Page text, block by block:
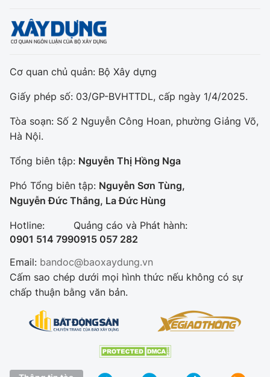
Cơ quan chủ quản: Bộ Xây dựng
Giấy phép số: 03/GP-BVHTTDL, cấp ngày 1/4/2025.
Tòa soạn: Số 2 Nguyễn Công Hoan, phường Giảng Võ,
Hà Nội.
Tổng biên tập: Nguyễn Thị Hồng Nga
Phó Tổng biên tập: Nguyễn Sơn Tùng,
Nguyễn Đức Thắng, La Đức Hùng
Hotline:
0901 514 799
Quảng cáo và Phát hành:
0915 057 282
Email: bandoc@baoxaydung.vn
Cấm sao chép dưới mọi hình thức nếu không có sự
chấp thuận bằng văn bản.